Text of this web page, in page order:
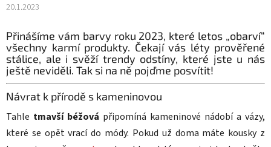
20.1.2023
Přinášíme vám barvy roku 2023, které letos „obarví“
všechny karmí produkty. Čekají vás léty prověřené
stálice, ale i svěží trendy odstíny, které jste u nás
ještě neviděli. Tak si na ně pojďme posvítit!
Návrat k přírodě s kameninovou
Tahle tmavší béžová připomíná kameninové nádobí a vázy,
které se opět vrací do módy. Pokud už doma máte kousky z